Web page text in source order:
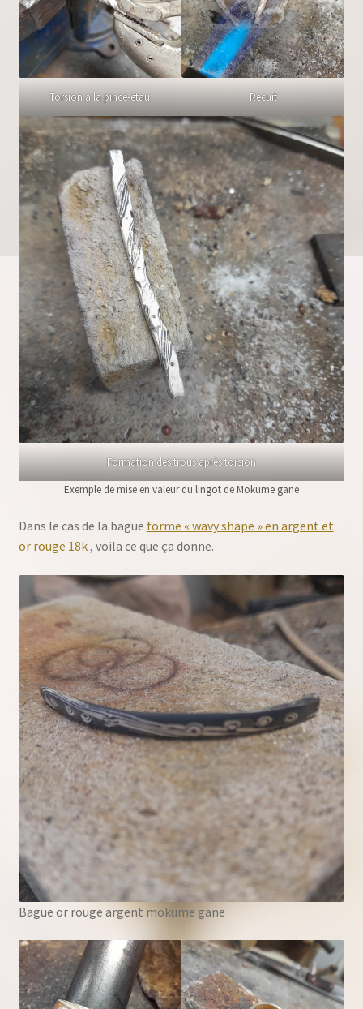
Torsion a la pince-étau Recuit
Formation des trous après torsion
Exemple de mise en valeur du lingot de Mokume gane
Dans le cas de la bague forme « wavy shape » en argent et
or rouge 18k, voila ce que ça donne.
Bague or rouge argent mokume gane